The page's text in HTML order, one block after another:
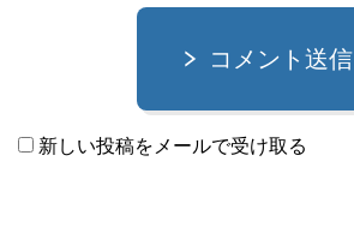
コメント送信
新しい投稿をメールで受け取る